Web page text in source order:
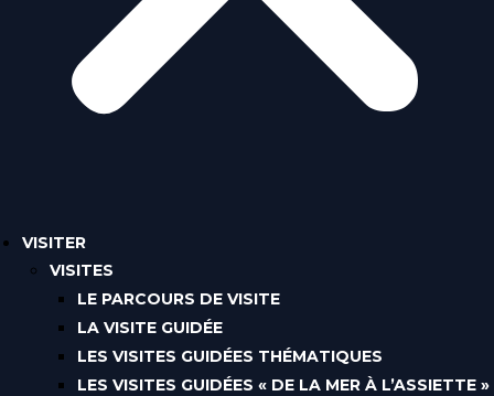
VISITER
VISITES
LE PARCOURS DE VISITE
LA VISITE GUIDÉE
LES VISITES GUIDÉES THÉMATIQUES
LES VISITES GUIDÉES « DE LA MER À L’ASSIETTE »